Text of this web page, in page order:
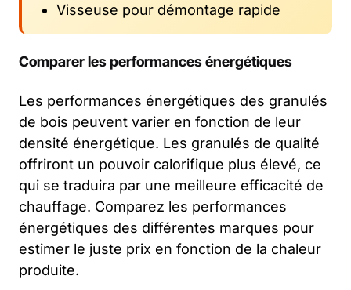
Visseuse pour démontage rapide
Comparer les performances énergétiques
Les performances énergétiques des granulés
de bois peuvent varier en fonction de leur
densité énergétique. Les granulés de qualité
offriront un pouvoir calorifique plus élevé, ce
qui se traduira par une meilleure efficacité de
chauffage. Comparez les performances
énergétiques des différentes marques pour
estimer le juste prix en fonction de la chaleur
produite.